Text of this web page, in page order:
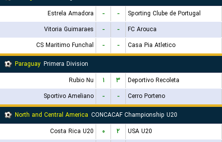
Estrela Amadora
- -
Sporting Clube de Portugal
Vitoria Guimaraes
- -
FC Arouca
CS Maritimo Funchal
- -
Casa Pia Atletico
Paraguay Primera Division
Rubio Nu
۱ ۳
Deportivo Recoleta
Sportivo Ameliano
- -
Cerro Porteno
North and Central America CONCACAF Championship U20
Costa Rica U20
۰ ۲
USA U20